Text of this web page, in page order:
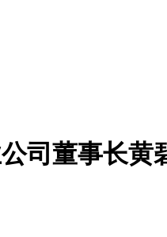
司董事长黄